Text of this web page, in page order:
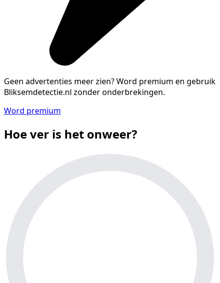
Geen advertenties meer zien?Word premium en gebruik
Bliksemdetectie.nl zonder onderbrekingen.
Word premium
Hoe ver is het onweer?